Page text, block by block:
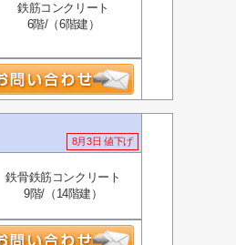
鉄筋コンクリート
6階/（6階建）
8月3日 値下げ
鉄骨鉄筋コンクリート
9階/（14階建）